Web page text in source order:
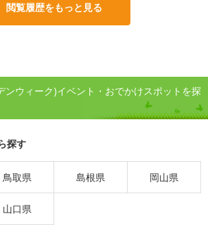
閲覧履歴をもっと見る
ンウィーク)イベント・おでかけスポットを探
探す
鳥取県 島根県 岡山県
山口県